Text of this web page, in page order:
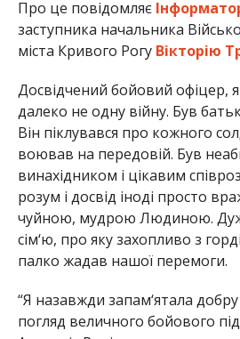
Про це повідомляє
заступника начальника
міста Кривого Рогу Вікторію
Досвідчений бойовий офіцер,
далеко не одну війну. Був
Він піклувався про кожного
воював на передовій. Був
винахідником і цікавим
розум і досвід іноді просто
чуйною, мудрою Людиною.
сім‘ю, про яку захопливо з
палко жадав нашої перемоги.
“Я назавжди запам‘ятала
погляд величного бойового